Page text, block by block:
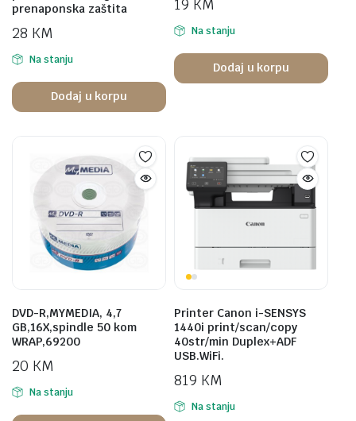
prenaponska zaštita
28 KM
Na stanju
Dodaj u korpu
19 KM
Na stanju
Dodaj u korpu
DVD-R,MYMEDIA, 4,7
GB,16X,spindle 50 kom
WRAP,69200
20 KM
Na stanju
Printer Canon i-SENSYS
1440i print/scan/copy
40str/min Duplex+ADF
USB.WiFi.
819 KM
Na stanju